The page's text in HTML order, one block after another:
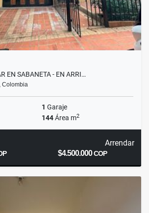
EN SABANETA - EN ARRI…
Colombia
1 Garaje
144Área m2
Arrendar
$4.500.000COP